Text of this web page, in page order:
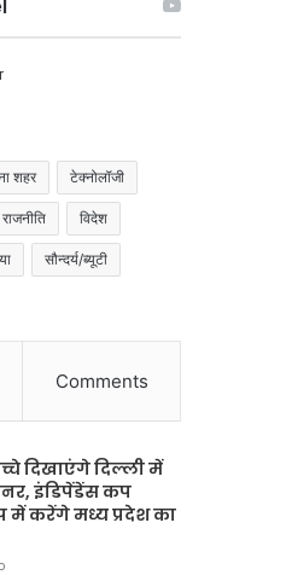
शहर टेक्नोलॉजी
राजनीति विदेश
सौन्दर्य/ब्यूटी
Comments
दिखाएंगे दिल्ली में
इंडिपेंडेंस कप
में करेंगे मध्य प्रदेश का